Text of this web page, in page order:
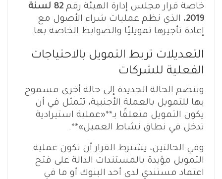
خاصة قرار مجلس إدارة الهيئة رقم
82 لسنة
2019، الذي نظم عمليات شراء الأصول مع
إعادة تأجيرها تمويليًا والضوابط الخاصة بها.
التعديلات تربط التمويل بالاحتياجات
الفعلية للشركات
وتنضم الحالة الجديدة إلى حالة أخرى مسموح
بها للتمويل بالعملة الأجنبية، تتمثل في أن
يكون التمويل متعلقًا بـ**«عملية استيرادية
تدخل في نطاق نشاط العميل»**.
وفي الحالتين، يشترط القرار أن تكون عملية
التمويل مؤيدة بالمستندات الدالة على فتح
اعتماد مستندي لدى أحد البنوك أو ما في